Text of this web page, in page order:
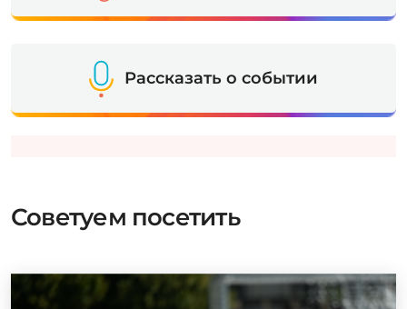
Рассказать о событии
Советуем посетить